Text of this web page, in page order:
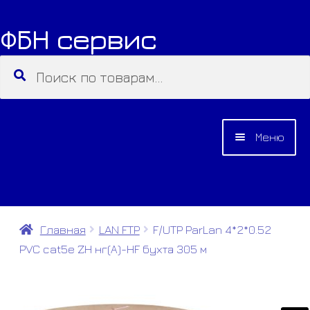
Перейти
к
навигации
Перейти
к
содержимому
ФБН сервис
Поиск
Меню
КАТАЛОГ
Главная LAN FTP
F/UTP ParLan 4*2*0.52
PVC cat5e ZH нг(А)-HF бухта 305 м